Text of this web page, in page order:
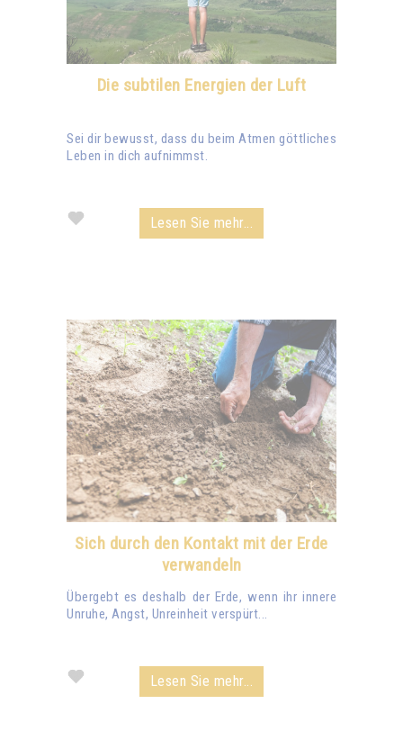
Die subtilen Energien der Luft
Sei dir bewusst, dass du beim Atmen göttliches
Leben in dich aufnimmst.
Lesen Sie mehr...
Sich durch den Kontakt mit der Erde
verwandeln
Übergebt es deshalb der Erde, wenn ihr innere
Unruhe, Angst, Unreinheit verspürt...
Lesen Sie mehr...